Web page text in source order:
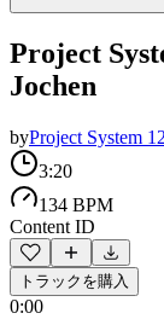
Project
Jochen
byProject System 12
3:20
134 BPM
Content ID
トラックを購入
0:00